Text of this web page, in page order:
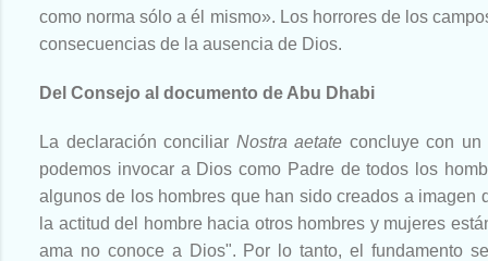
como norma sólo a él mismo». Los horrores de los
consecuencias de la ausencia de Dios.
Del Consejo al documento de Abu Dhabi
La declaración conciliar Nostra aetate concluye con un
podemos invocar a Dios como Padre de todos los
algunos de los hombres que han sido creados a
la actitud del hombre hacia otros hombres y mujeres
ama no conoce a Dios". Por lo tanto, el fundamento